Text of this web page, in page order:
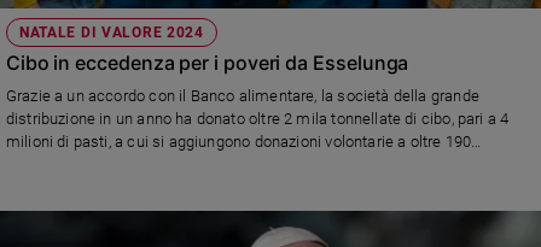
NATALE DI VALORE 2024
Cibo in eccedenza per i poveri da Esselunga
Grazie a un accordo con il Banco alimentare, la società della grande
distribuzione in un anno ha donato oltre 2 mila tonnellate di cibo, pari a 4
milioni di pasti, a cui si aggiungono donazioni volontarie a oltre 190